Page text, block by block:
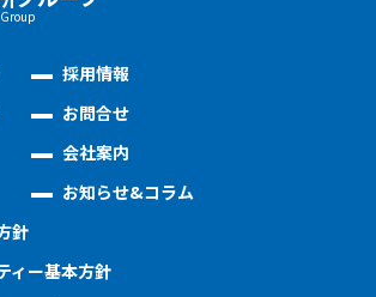
採用情報
お問合せ
会社案内
お知らせ&コラム
針
ィー基本方針